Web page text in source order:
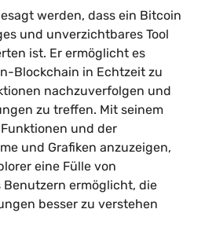
werden, dass ein Bitcoin
und unverzichtbares Tool
ist. Er ermöglicht es
Blockchain in Echtzeit zu
nachzuverfolgen und
zu treffen. Mit seinem
und der
und Grafiken anzuzeigen,
eine Fülle von
Benutzern ermöglicht, die
besser zu verstehen